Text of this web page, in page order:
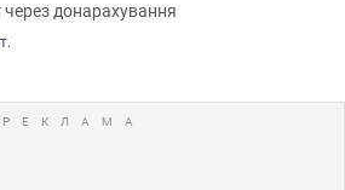
донарахування